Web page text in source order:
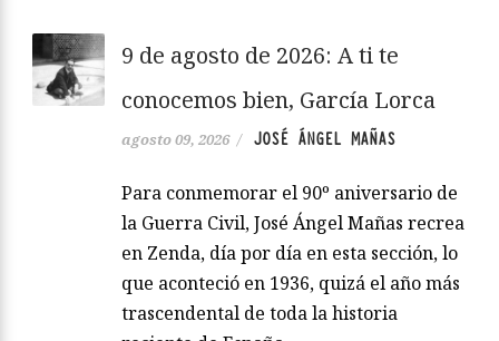
9 de agosto de 2026: A ti te
conocemos bien, García Lorca
agosto 09, 2026 / JOSÉ ÁNGEL MAÑAS
Para conmemorar el 90º aniversario de
la Guerra Civil, José Ángel Mañas recrea
en Zenda, día por día en esta sección, lo
que aconteció en 1936, quizá el año más
trascendental de toda la historia